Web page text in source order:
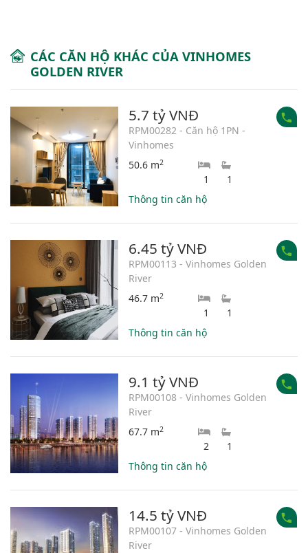
CÁC CĂN HỘ KHÁC CỦA VINHOMES
GOLDEN RIVER
5.7 tỷ VNĐ
RPM00282 - Căn hộ 1PN -
Vinhomes
50.6 m2
1
1
Thông tin căn hộ
6.45 tỷ VNĐ
RPM00113 - Vinhomes Golden
River
46.7 m2
1
1
Thông tin căn hộ
9.1 tỷ VNĐ
RPM00108 - Vinhomes Golden
River
67.7 m2
2
1
Thông tin căn hộ
14.5 tỷ VNĐ
RPM00107 - Vinhomes Golden
River